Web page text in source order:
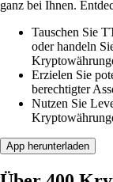
ganz bei Ihnen.
Tauschen Sie
oder handeln
Erzielen Sie
berechtigter
Nutzen Sie
App herunterladen